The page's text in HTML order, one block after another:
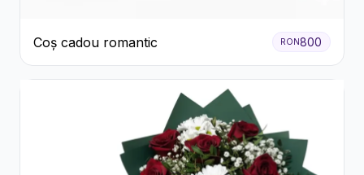
Coș cadou romantic RON800